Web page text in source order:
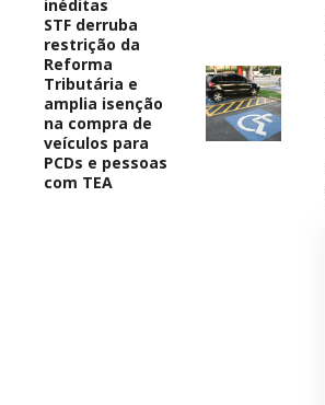
inéditas
STF derruba
restrição da
Reforma
Tributária e
amplia isenção
na compra de
veículos para
PCDs e pessoas
com TEA